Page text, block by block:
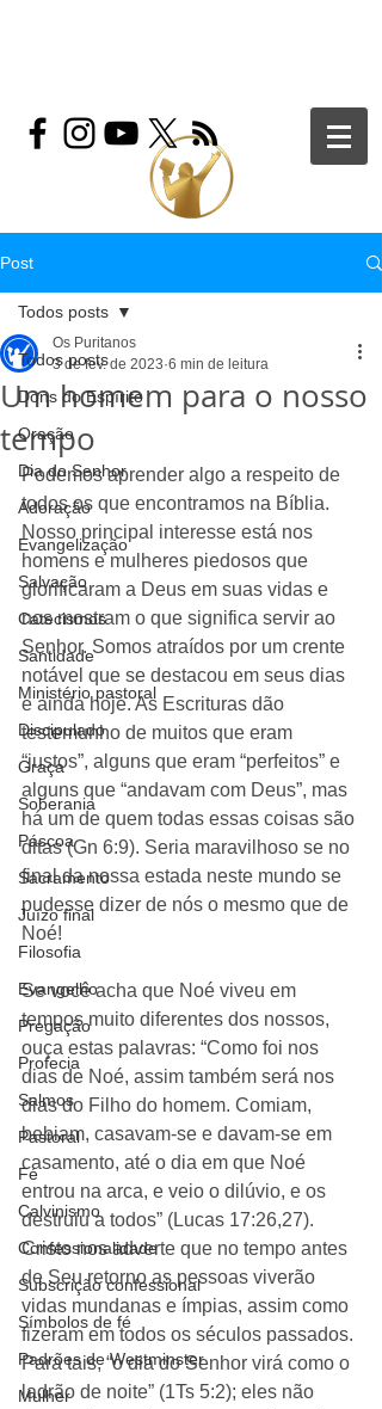
Post
Todos posts
Dons do Espírito
Oração
Dia do Senhor
Adoração
Evangelização
Salvação
Catecismos
Santidade
Ministério pastoral
Discipulado
Graça
Soberania
Páscoa
Sacramento
Juízo final
Filosofia
Evangelho
Pregação
Profecia
Salmos
Pastoral
Fé
Calvinismo
Confessionalidade
Subscrição confessional
Símbolos de fé
Padrões de Westminster
Mulher
Todos posts
Um homem para o nosso
tempo
Os Puritanos
3 de fev. de 2023 6 min de leitura
Podemos aprender algo a respeito de
todos os que encontramos na Bíblia.
Nosso principal interesse está nos
homens e mulheres piedosos que
glorificaram a Deus em suas vidas e
nos mostram o que significa servir ao
Senhor. Somos atraídos por um crente
notável que se destacou em seus dias
e ainda hoje. As Escrituras dão
testemunho de muitos que eram
“justos”, alguns que eram “perfeitos” e
alguns que “andavam com Deus”, mas
há um de quem todas essas coisas são
ditas (Gn 6:9). Seria maravilhoso se no
final da nossa estada neste mundo se
pudesse dizer de nós o mesmo que de
Noé!
Se você acha que Noé viveu em
tempos muito diferentes dos nossos,
ouça estas palavras: “Como foi nos
dias de Noé, assim também será nos
dias do Filho do homem. Comiam,
bebiam, casavam-se e davam-se em
casamento, até o dia em que Noé
entrou na arca, e veio o dilúvio, e os
destruiu a todos” (Lucas 17:26,27).
Cristo nos adverte que no tempo antes
de Seu retorno as pessoas viverão
vidas mundanas e ímpias, assim como
fizeram em todos os séculos passados.
Para tais, “o dia do Senhor virá como o
ladrão de noite” (1Ts 5:2); eles não